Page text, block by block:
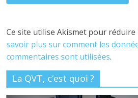
Ce site utilise Akismet pour réduire
savoir plus sur comment les
commentaires sont utilisées.
La QVT, c’est quoi ?